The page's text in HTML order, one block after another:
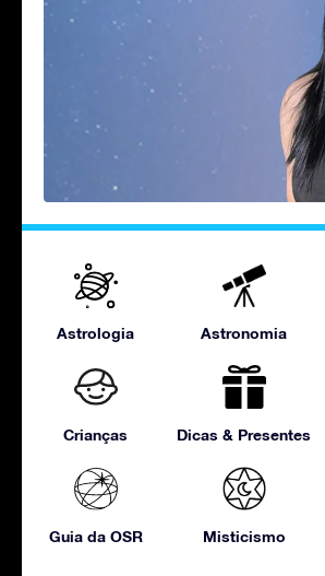
Astrologia Astronomia
Crianças Dicas & Presentes
Guia da OSR Misticismo